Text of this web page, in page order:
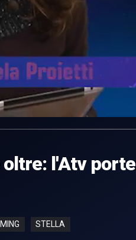
l'Atv
STELLA